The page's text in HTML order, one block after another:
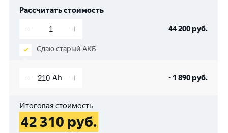
Рассчитать стоимость
44 200руб.
Сдаю старый АКБ
- 1 890руб.
Итоговая стоимость
42 310 руб.